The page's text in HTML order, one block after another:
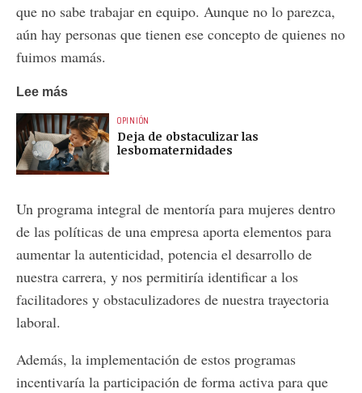
que no sabe trabajar en equipo. Aunque no lo parezca,
aún hay personas que tienen ese concepto de quienes no
fuimos mamás.
Lee más
OPINIÓN
Deja de obstaculizar las
lesbomaternidades
Un programa integral de mentoría para mujeres dentro
de las políticas de una empresa aporta elementos para
aumentar la autenticidad, potencia el desarrollo de
nuestra carrera, y nos permitiría identificar a los
facilitadores y obstaculizadores de nuestra trayectoria
laboral.
Además, la implementación de estos programas
incentivaría la participación de forma activa para que